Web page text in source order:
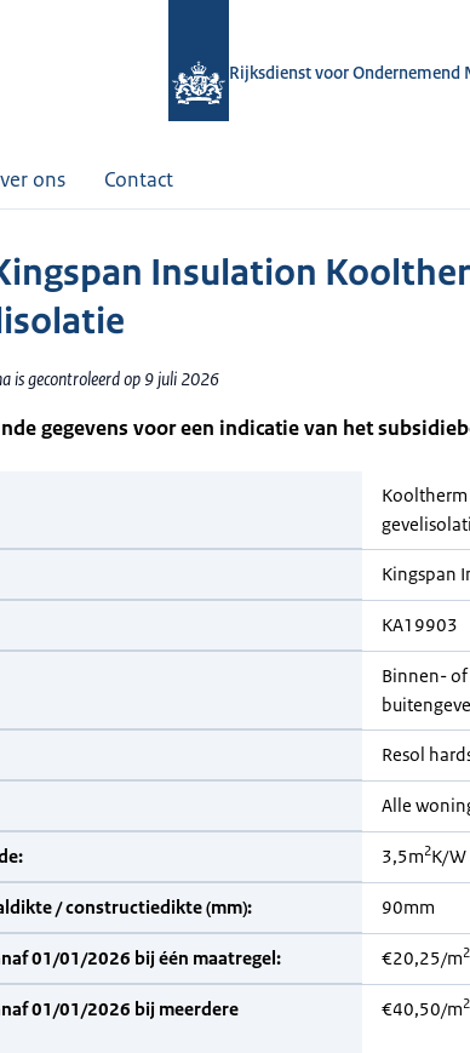
Rijksdienst voor Ondernemend
ons Contact
Insulation
is gecontroleerd op 9 juli 2026
gegevens voor een indicatie van het
Kingspan
KA19903
Binnen- of
Resol
Alle
3,5m2K/W
/ constructiedikte (mm): 90mm
01/01/2026 bij één maatregel: €20,25/m2
01/01/2026 bij meerdere
€40,50/m2